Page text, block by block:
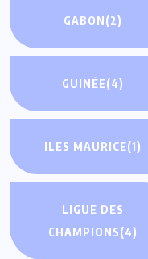
GABON(2)
GUINÉE(4)
ILES MAURICE(1)
LIGUE DES
CHAMPIONS(4)